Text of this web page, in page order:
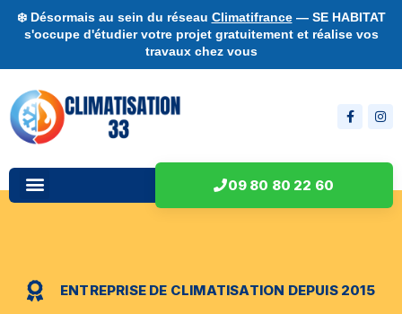
❄️ Désormais au sein du réseau Climatifrance— SE HABITAT
s'occupe d'étudier votre projet gratuitement et réalise vos
travaux chez vous
09 80 80 22 60
ENTREPRISE DE CLIMATISATION DEPUIS 2015